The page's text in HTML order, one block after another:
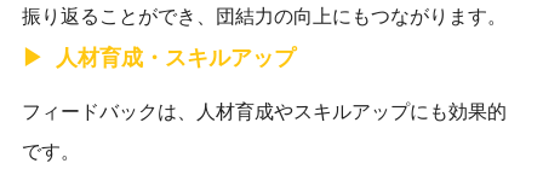
振り返ることができ、団結力の向上にもつながります。
人材育成・スキルアップ
フィードバックは、人材育成やスキルアップにも効果的
です。